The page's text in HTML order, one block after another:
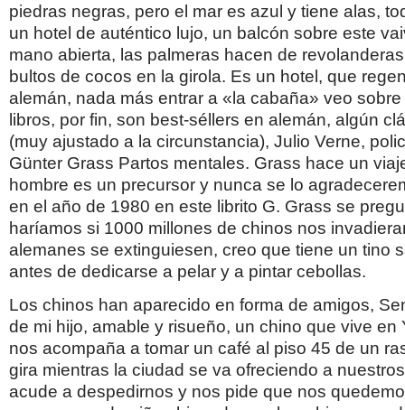
piedras negras, pero el mar es azul y tiene alas,
un hotel de auténtico lujo, un balcón sobre este
mano abierta, las palmeras hacen de
bultos de cocos en la girola. Es un hotel, que
alemán, nada más entrar a «la cabaña» veo
libros, por fin, son best-séllers en alemán, algún
(muy ajustado a la circunstancia), Julio Verne,
Günter Grass Partos mentales. Grass hace un
hombre es un precursor y nunca se lo
en el año de 1980 en este librito G. Grass se
haríamos si 1000 millones de chinos nos
alemanes se extinguiesen, creo que tiene un tino
antes de dedicarse a pelar y a pintar cebollas.
Los chinos han aparecido en forma de amigos,
de mi hijo, amable y risueño, un chino que vive en
nos acompaña a tomar un café al piso 45 de un
gira mientras la ciudad se va ofreciendo a
acude a despedirnos y nos pide que nos